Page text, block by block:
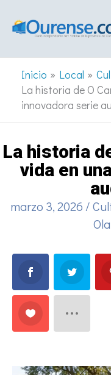
Inicio Local
La historia de O
innovadora serie
La historia
vida en
marzo 3, 2026 /